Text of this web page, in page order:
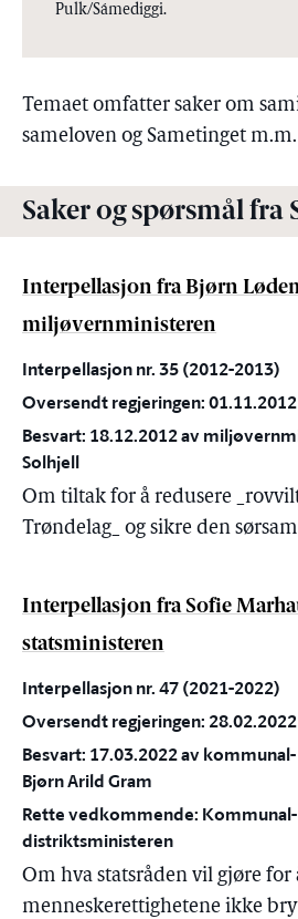
Pulk/Sámediggi.
Temaet omfatter saker om
sameloven og Sametinget m.m.
Saker og spørsmål fra
Interpellasjon fra Bjørn
miljøvernministeren
Interpellasjon nr. 35 (2012-2013)
Oversendt regjeringen: 01.11.2012
Besvart: 18.12.2012 av
Solhjell
Om tiltak for å redusere
Trøndelag_ og sikre den
Interpellasjon fra Sofie
statsministeren
Interpellasjon nr. 47 (2021-2022)
Oversendt regjeringen: 28.02.2022
Besvart: 17.03.2022 av
Bjørn Arild Gram
Rette vedkommende:
distriktsministeren
Om hva statsråden vil gjøre for
menneskerettighetene ikke